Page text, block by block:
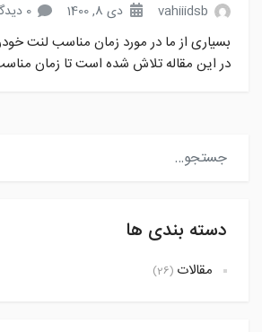
vahiiidsb دی 8, 1400 0 دیدگاه
بسیاری از ما در مورد زمان مناسب لنت
در این مقاله تلاش شده است تا زمان
دسته بندی ها
مقالات (26)